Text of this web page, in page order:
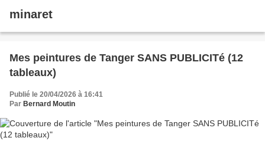
minaret
Mes peintures de Tanger SANS PUBLICITé (12
tableaux)
Publié le 20/04/2026 à 16:41
Par Bernard Moutin